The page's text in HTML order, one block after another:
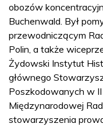
obozów
Buchenwald. Był
przewodniczącym
Polin, a także
Żydowski Instytut
głównego
Poszkodowanych w
Międzynarodowej
stowarzyszenia